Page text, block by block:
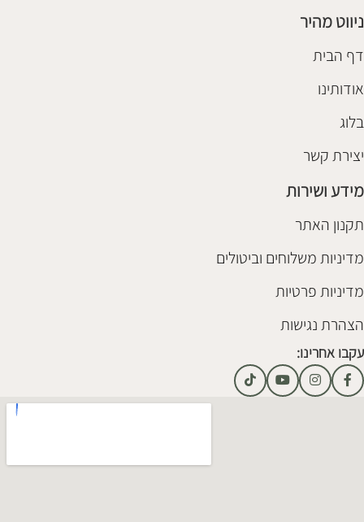
ניווט מהיר
דף הבית
אודותינו
בלוג
יצירת קשר
מידע ושירות
תקנון האתר
מדיניות משלוחים וביטולים
מדיניות פרטיות
הצהרת נגישות
עקבו אחרינו: